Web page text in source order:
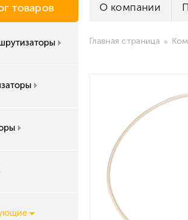
товаров О компании
Главная страница